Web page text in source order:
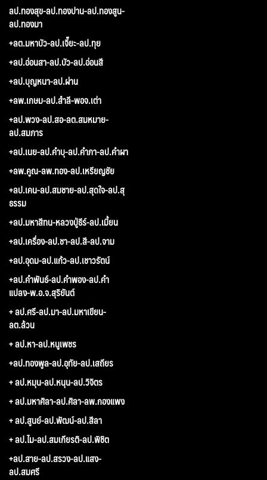
ลป.ทองสุข-ลป.ทองปาน-ลป.ทองสูน-
ลป.ทองมา
+ลต.มหาบัว-ลป.เจี๊ยะ-ลป.ทุย
+ลป.อ่อนสา-ลป.บัว-ลป.อ่อนสี
+ลป.บุญหนา-ลป.ผ่าน
+ลพ.เกษม-ลป.สำลี-พอจ.เต่า
+ลป.พวง-ลป.สอ-ลต.สมหมาย-
ลป.สมภาร
+ลป.เนย-ลป.คำบุ-ลป.คำภา-ลป.คำผา
+ลพ.คูณ-ลพ.ทอง-ลป.เหรียญชัย
+ลป.เคน-ลป.สมชาย-ลป.สุดใจ-ลป.สุ
ธรรม
+ลป.มหาสีทน-หลวงปู่ธีร์-ลป.เมี้ยน
+ลป.เครื่อง-ลป.ชา-ลป.สี-ลป.จาม
+ลป.อุดม-ลป.แก้ว-ลป.เชาวรัตน์
+ลป.คำพันธ์-ลป.คำพอง-ลป.คำ
แปลง-พ.อ.จ.สุริยันต์
+ ลป.ศรี-ลป.มา-ลป.มหาเขียน-
ลต.ล้วน
+ ลป.หา-ลป.หนูเพชร
+ลป.ทองพูล-ลป.อุทัย-ลป.เสถียร
+ ลป.หมุน-ลป.หนุน-ลป.วิจิตร
+ ลป.มหาศิลา-ลป.ศิลา-ลพ.กองแพง
+ ลป.สูนย์-ลป.พัฒน์-ลป.สีลา
+ ลป.ไม-ลป.สมเกียรติ-ลป.พิชิต
+ลป.สาย-ลป.สรวง-ลป.แสง-
ลป.สมศรี